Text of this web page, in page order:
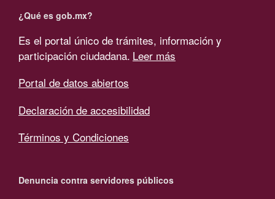
¿Qué es gob.mx?
Es el portal único de trámites, información y
participación ciudadana. Leer más
Portal de datos abiertos
Declaración de accesibilidad
Términos y Condiciones
Denuncia contra servidores públicos